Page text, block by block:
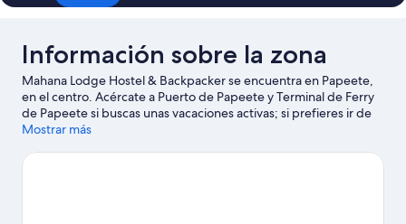
Información sobre la zona
Mahana Lodge Hostel & Backpacker se encuentra en Papeete,
en el centro. Acércate a Puerto de Papeete y Terminal de Ferry
de Papeete si buscas unas vacaciones activas; si prefieres ir de
compras, ve a Mercado de Papeete o Centro Comercial Tamanu.
Mostrar más